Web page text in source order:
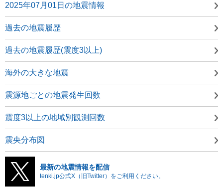
2025年07月01日の地震情報
過去の地震履歴
過去の地震履歴(震度3以上)
海外の大きな地震
震源地ごとの地震発生回数
震度3以上の地域別観測回数
震央分布図
最新の地震情報を配信
tenki.jp公式X（旧Twitter）をご利用ください。